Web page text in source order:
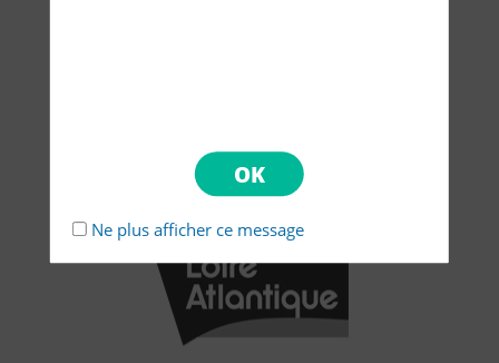
Ne plus afficher ce message